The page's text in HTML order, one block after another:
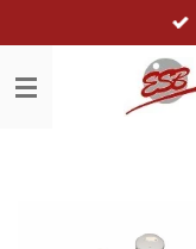
direct
naar
de